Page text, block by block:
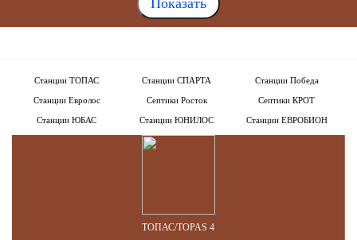
Станции ТОПАС Станции СПАРТА Станции Победа
Станции Евролос Септики Росток Септики КРОТ
Станции ЮБАС Станции ЮНИЛОС Станции ЕВРОБИОН
ТОПАС/TOPAS 4